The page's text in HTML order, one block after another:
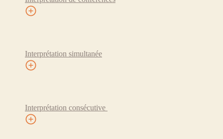
Interprétation simultanée
Interprétation consécutive